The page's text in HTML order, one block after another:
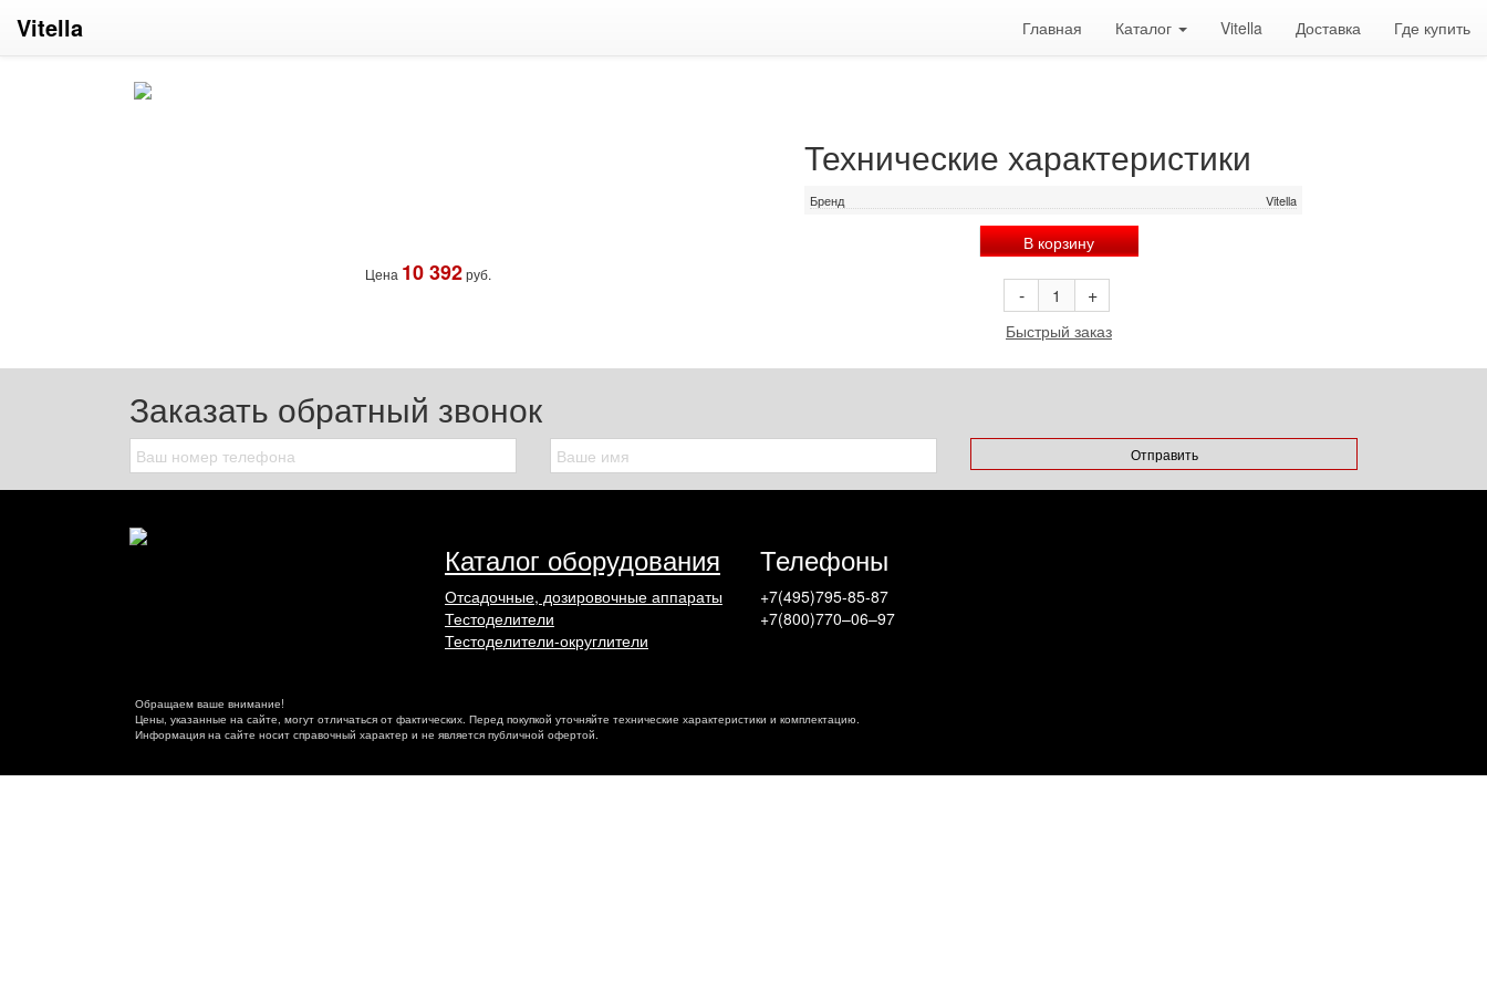
Vitella Главная Каталог Vitella Доставка Где купить
Технические характеристики
Бренд Vitella
Цена 10 392руб.
В корзину
- +
Быстрый заказ
Заказать обратный звонок
Отправить
Каталог оборудования
Отсадочные, дозировочные аппараты
Тестоделители
Тестоделители-округлители
Телефоны
+7(495)795-85-87
+7(800)770–06–97
Обращаем ваше внимание!
Цены, указанные на сайте, могут отличаться от фактических. Перед покупкой уточняйте технические характеристики и комплектацию.
Информация на сайте носит справочный характер и не является публичной офертой.